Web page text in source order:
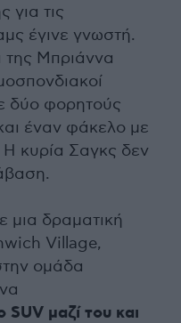
για τις
έγινε γνωστή.
της Μπριάννα
δύο φορητούς
έναν φάκελο με
Η κυρία Σαγκς δεν
μια δραματική
Village,
ομάδα
μαζί του και